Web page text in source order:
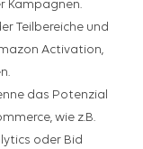
Kampagnen.
Teilbereiche und
Activation,
das Potenzial
wie z.B.
oder Bid